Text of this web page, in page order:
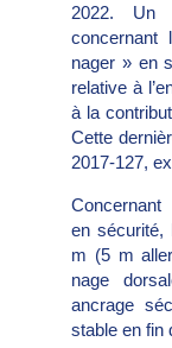
2022. Un
concernant
nager » en
relative à
à la
Cette
2017-127,
en sécurité,
m (5 m
nage
ancrage
stable en fin